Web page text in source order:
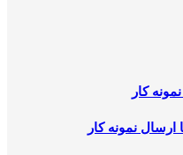
کار
نمونه کار